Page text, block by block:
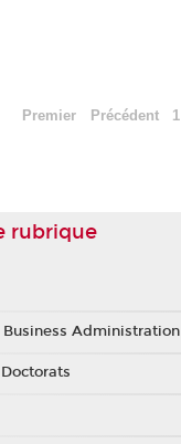
Premier Précédent 1
rubrique
Administration